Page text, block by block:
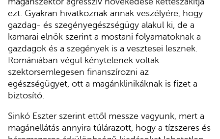
ezt. Gyakran hivatkoznak annak veszélyére, hogy
gazdag- és szegényegészségügy alakul ki, de a
kamarai elnök szerint a mostani folyamatoknak a
gazdagok és a szegények is a vesztesei lesznek.
Romániában végül kénytelenek voltak
szektorsemlegesen finanszírozni az
egészségügyet, ott a magánklinikáknak is fizet a
biztosító.
Sinkó Eszter szerint ettől messze vagyunk, mert a
magánellátás annyira túlárazott, hogy a tízszeres és